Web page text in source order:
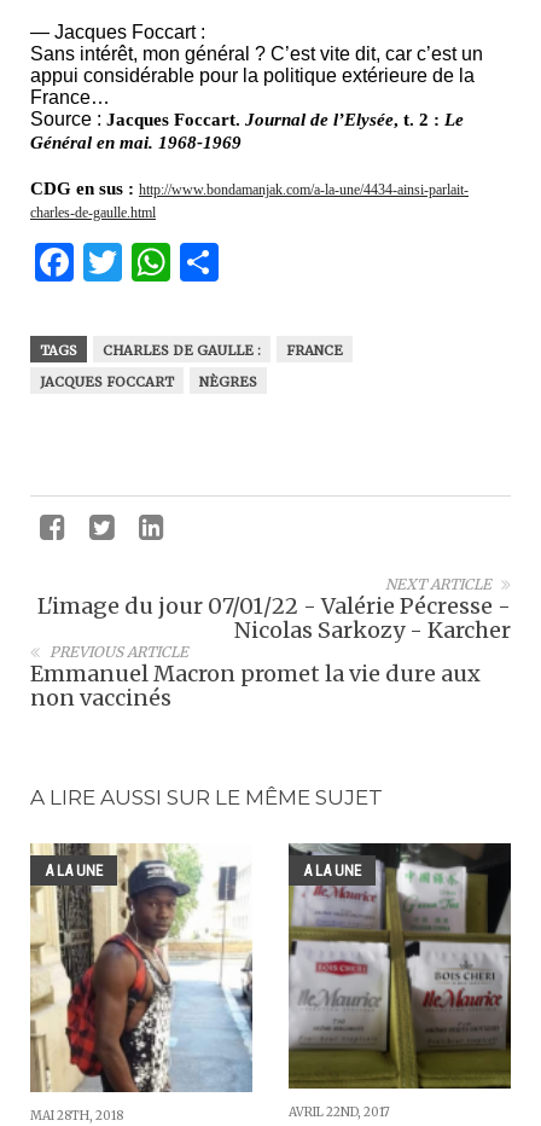
— Jacques Foccart :
Sans intérêt, mon général ? C’est vite dit, car c’est un
appui considérable pour la politique extérieure de la
France…
Source : Jacques Foccart. Journal de l’Elysée, t. 2 : Le
Général en mai. 1968-1969
CDG en sus : http://www.bondamanjak.com/a-la-une/4434-ainsi-parlait-
charles-de-gaulle.html
Facebook
Twitter
WhatsApp
TAGS CHARLES DE GAULLE :
FRANCE
JACQUES FOCCART
NÈGRES
NEXT ARTICLE
L'image du jour 07/01/22 - Valérie Pécresse -
Nicolas Sarkozy - Karcher
PREVIOUS ARTICLE
Emmanuel Macron promet la vie dure aux
non vaccinés
A LIRE AUSSI SUR LE MÊME SUJET
A LA UNE
MAI 28TH, 2018
A LA UNE
AVRIL 22ND, 2017